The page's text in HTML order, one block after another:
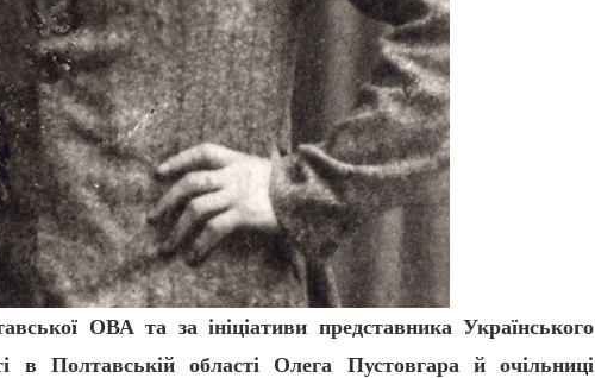
ОВА та за ініціативи представника Українського
в Полтавській області Олега Пустовгара й очільниці